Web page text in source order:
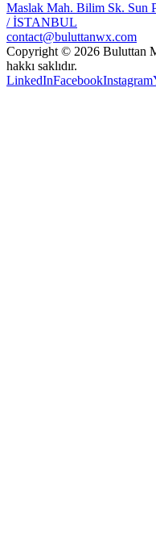
Maslak Mah. Bilim Sk. Sun
/ İSTANBUL
contact@buluttanwx.com
Copyright © 2026 Buluttan
hakkı saklıdır.
LinkedInFacebookInstagram